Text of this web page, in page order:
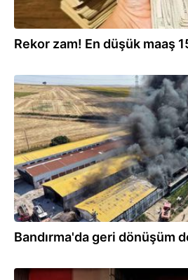
Rekor zam! En düşük maaş
17.07.2026
Bandırma'da geri dönüşüm